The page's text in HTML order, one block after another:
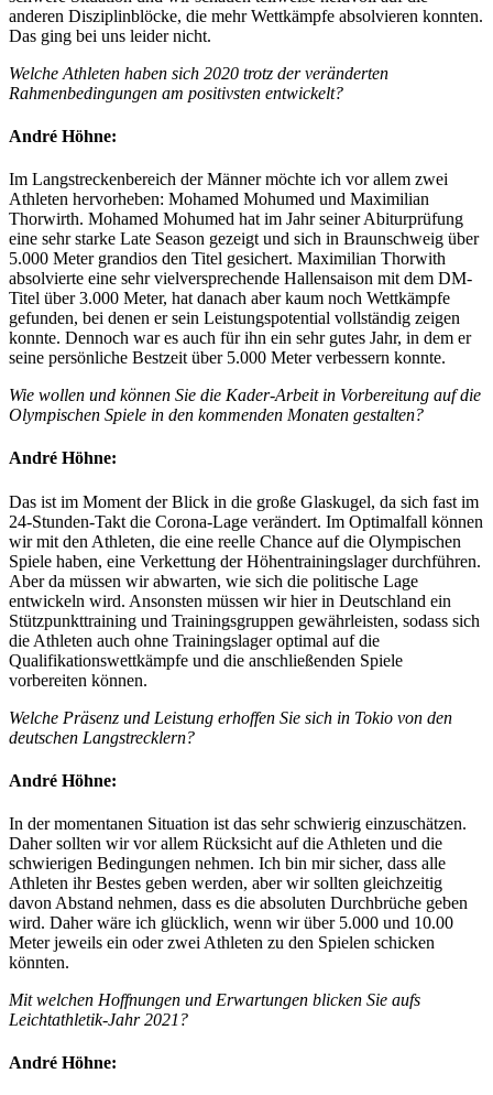
anderen Disziplinblöcke, die mehr Wettkämpfe absolvieren konnten.
Das ging bei uns leider nicht.
Welche Athleten haben sich 2020 trotz der veränderten
Rahmenbedingungen am positivsten entwickelt?
André Höhne:
Im Langstreckenbereich der Männer möchte ich vor allem zwei
Athleten hervorheben: Mohamed Mohumed und Maximilian
Thorwirth. Mohamed Mohumed hat im Jahr seiner Abiturprüfung
eine sehr starke Late Season gezeigt und sich in Braunschweig über
5.000 Meter grandios den Titel gesichert. Maximilian Thorwith
absolvierte eine sehr vielversprechende Hallensaison mit dem DM-
Titel über 3.000 Meter, hat danach aber kaum noch Wettkämpfe
gefunden, bei denen er sein Leistungspotential vollständig zeigen
konnte. Dennoch war es auch für ihn ein sehr gutes Jahr, in dem er
seine persönliche Bestzeit über 5.000 Meter verbessern konnte.
Wie wollen und können Sie die Kader-Arbeit in Vorbereitung auf die
Olympischen Spiele in den kommenden Monaten gestalten?
André Höhne:
Das ist im Moment der Blick in die große Glaskugel, da sich fast im
24-Stunden-Takt die Corona-Lage verändert. Im Optimalfall können
wir mit den Athleten, die eine reelle Chance auf die Olympischen
Spiele haben, eine Verkettung der Höhentrainingslager durchführen.
Aber da müssen wir abwarten, wie sich die politische Lage
entwickeln wird. Ansonsten müssen wir hier in Deutschland ein
Stützpunkttraining und Trainingsgruppen gewährleisten, sodass sich
die Athleten auch ohne Trainingslager optimal auf die
Qualifikationswettkämpfe und die anschließenden Spiele
vorbereiten können.
Welche Präsenz und Leistung erhoffen Sie sich in Tokio von den
deutschen Langstrecklern?
André Höhne:
In der momentanen Situation ist das sehr schwierig einzuschätzen.
Daher sollten wir vor allem Rücksicht auf die Athleten und die
schwierigen Bedingungen nehmen. Ich bin mir sicher, dass alle
Athleten ihr Bestes geben werden, aber wir sollten gleichzeitig
davon Abstand nehmen, dass es die absoluten Durchbrüche geben
wird. Daher wäre ich glücklich, wenn wir über 5.000 und 10.00
Meter jeweils ein oder zwei Athleten zu den Spielen schicken
könnten.
Mit welchen Hoffnungen und Erwartungen blicken Sie aufs
Leichtathletik-Jahr 2021?
André Höhne: